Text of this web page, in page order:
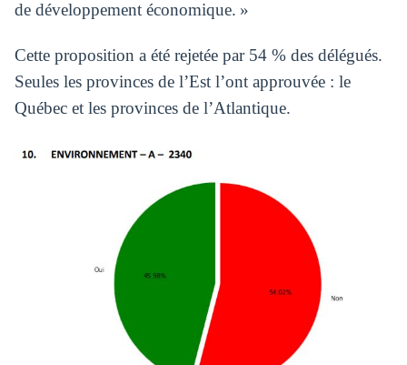
de développement économique. »
Cette proposition a été rejetée par 54 % des délégués.
Seules les provinces de l’Est l’ont approuvée : le
Québec et les provinces de l’Atlantique.